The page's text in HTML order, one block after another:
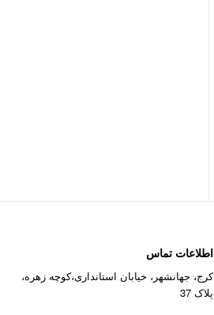
اطلاعات تماس
کرج، جهانشهر، خیابان استانداری،کوچه زهره،
پلاک 37